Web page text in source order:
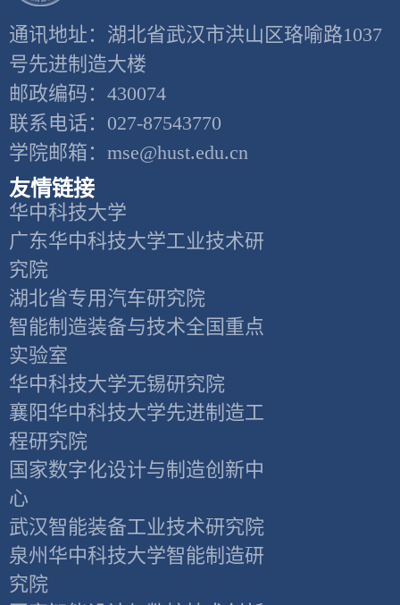
通讯地址：湖北省武汉市洪山区珞喻路1037
号先进制造大楼
邮政编码：430074
联系电话：027-87543770
学院邮箱：mse@hust.edu.cn
友情链接
华中科技大学
广东华中科技大学工业技术研
究院
湖北省专用汽车研究院
智能制造装备与技术全国重点
实验室
华中科技大学无锡研究院
襄阳华中科技大学先进制造工
程研究院
国家数字化设计与制造创新中
心
武汉智能装备工业技术研究院
泉州华中科技大学智能制造研
究院